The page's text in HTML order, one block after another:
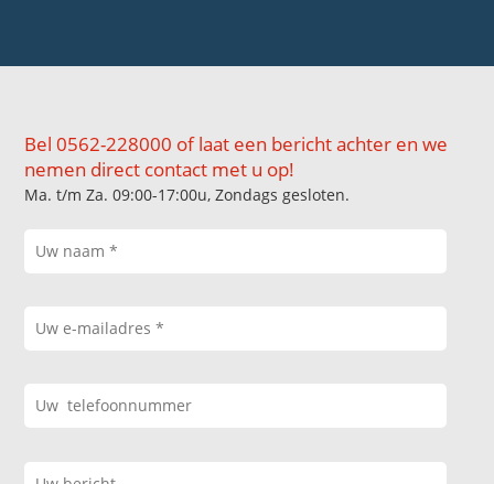
Bel 0562-228000 of laat een bericht achter en we
nemen direct contact met u op!
Ma. t/m Za. 09:00-17:00u, Zondags gesloten.